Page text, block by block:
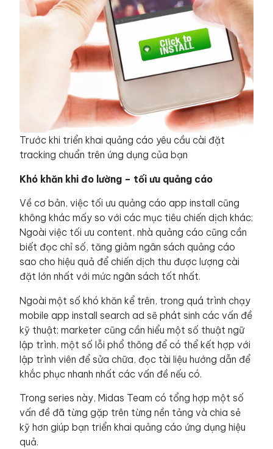
Trước khi triển khai quảng cáo yêu cầu cài đặt
tracking chuẩn trên ứng dụng của bạn
Khó khăn khi đo lường – tối ưu quảng cáo
Về cơ bản, việc tối ưu quảng cáo app install cũng
không khác mấy so với các mục tiêu chiến dịch khác;
Ngoài việc tối ưu content, nhà quảng cáo cũng cần
biết đọc chỉ số, tăng giảm ngân sách quảng cáo
sao cho hiệu quả để chiến dịch thu được lượng cài
đặt lớn nhất với mức ngân sách tốt nhất.
Ngoài một số khó khăn kể trên, trong quá trình chạy
mobile app install search ad sẽ phát sinh các vấn đề
kỹ thuật; marketer cũng cần hiểu một số thuật ngữ
lập trình, một số lỗi phổ thông để có thể kết hợp với
lập trình viên để sửa chữa, đọc tài liệu hướng dẫn để
khắc phục nhanh nhất các vấn đề nếu có.
Trong series này, Midas Team có tổng hợp một số
vấn đề đã từng gặp trên từng nền tảng và chia sẻ
kỹ hơn giúp bạn triển khai quảng cáo ứng dụng hiệu
quả.